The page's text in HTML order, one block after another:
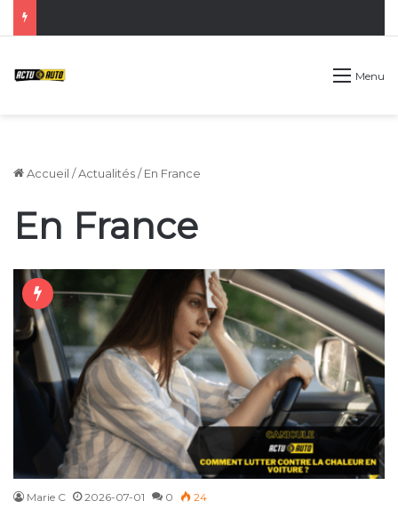
Menu
Accueil /Actualités/ En France
En France
Marie C 2026-07-01 0 24